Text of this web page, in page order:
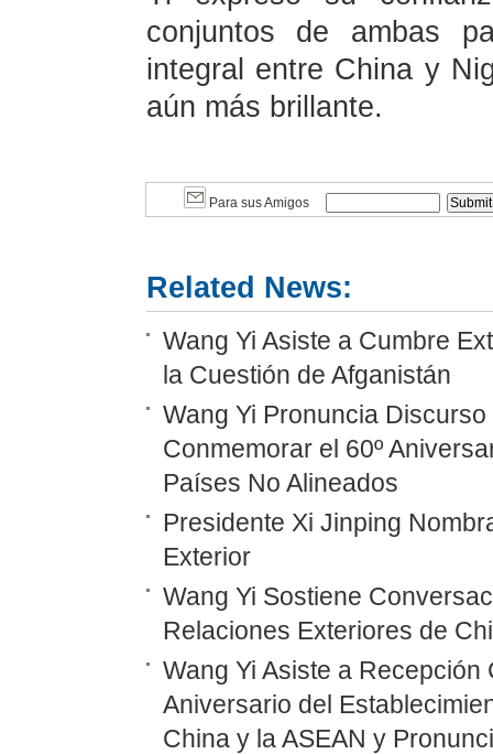
conjuntos de ambas
integral entre China y
aún más brillante.
Para sus Amigos
Related News:
Wang Yi Asiste a Cumbre
la Cuestión de Afganistán
Wang Yi Pronuncia
Conmemorar el 60º
Países No Alineados
Presidente Xi Jinping
Exterior
Wang Yi Sostiene
Relaciones Exteriores de
Wang Yi Asiste a Recepción
Aniversario del
China y la ASEAN y